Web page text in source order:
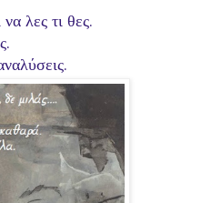
λες τι θες.